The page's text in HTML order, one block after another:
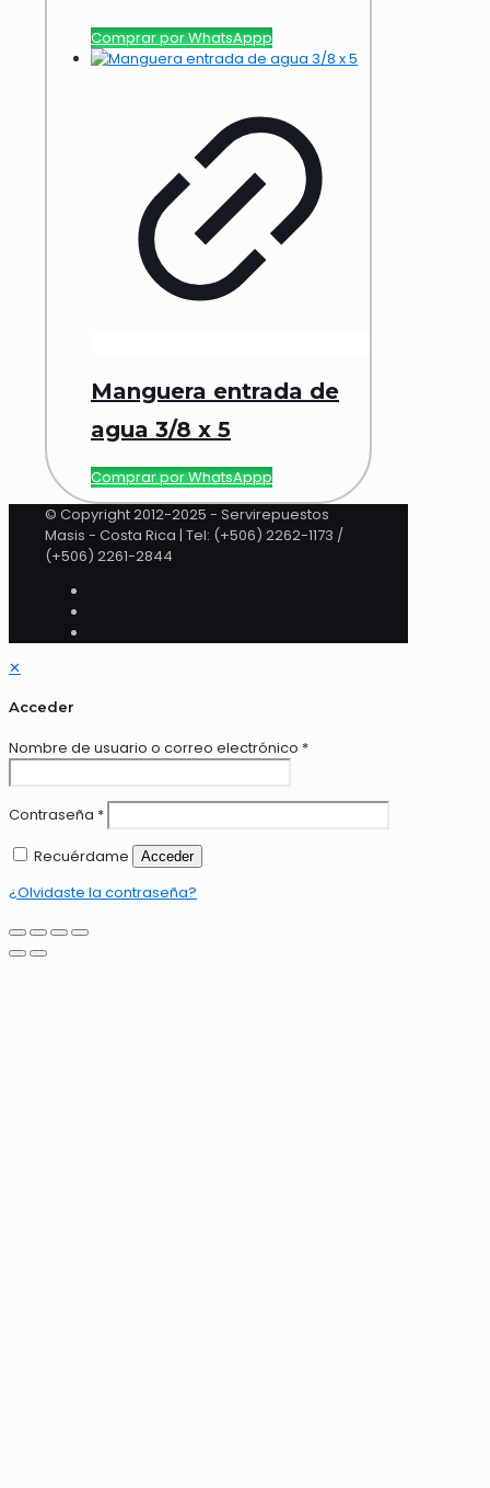
Comprar por WhatsAppp
Manguera entrada de
agua 3/8 x 5
Comprar por WhatsAppp
© Copyright 2012-2025 - Servirepuestos
Masis - Costa Rica | Tel: (+506) 2262-1173 /
(+506) 2261-2844
✕
Acceder
Nombre de usuario o correo electrónico *
Contraseña *
Recuérdame
Acceder
¿Olvidaste la contraseña?